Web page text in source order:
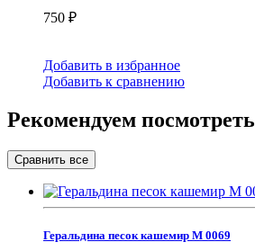
750 ₽
Добавить в избранное
Добавить к сравнению
Рекомендуем посмотреть
Геральдина песок кашемир М 0069